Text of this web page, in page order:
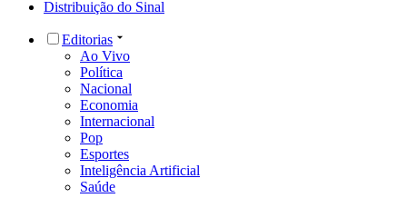
Distribuição do Sinal
Editorias
Ao Vivo
Política
Nacional
Economia
Internacional
Pop
Esportes
Inteligência Artificial
Saúde